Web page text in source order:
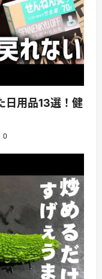
日用品13選！健
0